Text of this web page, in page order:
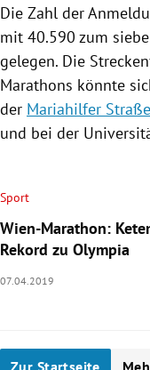
Die Zahl der
mit 40.590 zum
gelegen. Die
Marathons könnte
der Mariahilfer Straße
und bei der
Sport
Wien-Marathon:
Rekord zu Olympia
07.04.2019
Zur Startseite